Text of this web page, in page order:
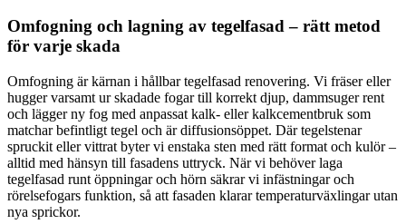
Omfogning och lagning av tegelfasad – rätt metod
för varje skada
Omfogning är kärnan i hållbar tegelfasad renovering. Vi fräser eller
hugger varsamt ur skadade fogar till korrekt djup, dammsuger rent
och lägger ny fog med anpassat kalk- eller kalkcementbruk som
matchar befintligt tegel och är diffusionsöppet. Där tegelstenar
spruckit eller vittrat byter vi enstaka sten med rätt format och kulör –
alltid med hänsyn till fasadens uttryck. När vi behöver laga
tegelfasad runt öppningar och hörn säkrar vi infästningar och
rörelsefogars funktion, så att fasaden klarar temperaturväxlingar utan
nya sprickor.